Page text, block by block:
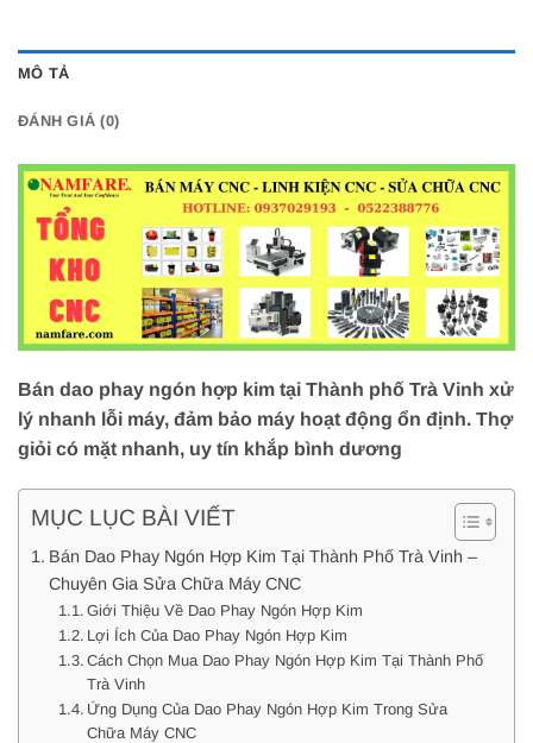
MÔ TẢ
ĐÁNH GIÁ (0)
Bán dao phay ngón hợp kim tại Thành phố Trà Vinh xử
lý nhanh lỗi máy, đảm bảo máy hoạt động ổn định. Thợ
giỏi có mặt nhanh, uy tín khắp bình dương
MỤC LỤC BÀI VIẾT
Bán Dao Phay Ngón Hợp Kim Tại Thành Phố Trà Vinh –
Chuyên Gia Sửa Chữa Máy CNC
Giới Thiệu Về Dao Phay Ngón Hợp Kim
Lợi Ích Của Dao Phay Ngón Hợp Kim
Cách Chọn Mua Dao Phay Ngón Hợp Kim Tại Thành Phố
Trà Vinh
Ứng Dụng Của Dao Phay Ngón Hợp Kim Trong Sửa
Chữa Máy CNC